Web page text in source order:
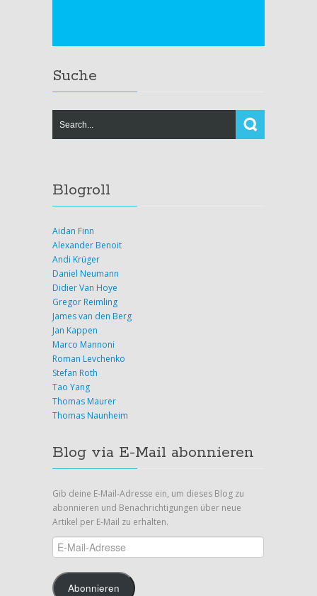
Suche
Blogroll
Aidan Finn
Alexander Benoit
Andi Krüger
Daniel Neumann
Didier Van Hoye
Gregor Reimling
James van den Berg
Jan Kappen
Marco Mannoni
Roman Levchenko
Stefan Roth
Tao Yang
Thomas Maurer
Thomas Naunheim
Blog via E-Mail abonnieren
Gib deine E-Mail-Adresse ein, um dieses Blog zu
abonnieren und Benachrichtigungen über neue
Artikel per E-Mail zu erhalten.
E-
Mail-
Adresse
Abonnieren